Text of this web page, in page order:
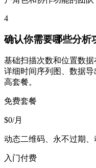
4
确认你需要哪些分析
基础扫描次数和位置数
详细时间序列图、数据
高套餐。
免费套餐
$0/月
动态二维码、永不过期、
入门付费